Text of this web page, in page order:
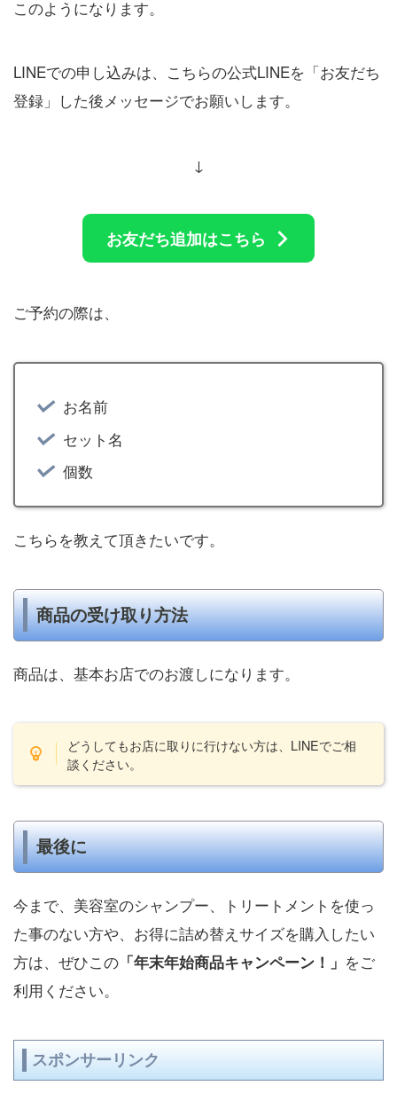
このようになります。
LINEでの申し込みは、こちらの公式LINEを「お友だち
登録」した後メッセージでお願いします。
↓
お友だち追加はこちら
ご予約の際は、
お名前
セット名
個数
こちらを教えて頂きたいです。
商品の受け取り方法
商品は、基本お店でのお渡しになります。
どうしてもお店に取りに行けない方は、LINEでご相
談ください。
最後に
今まで、美容室のシャンプー、トリートメントを使っ
た事のない方や、お得に詰め替えサイズを購入したい
方は、ぜひこの 「年末年始商品キャンペーン！」 をご
利用ください。
スポンサーリンク